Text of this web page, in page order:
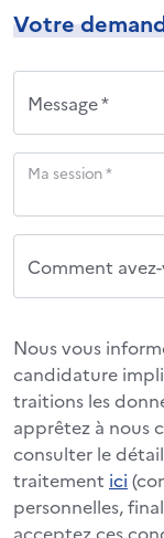
Votre
Message *
Ma session *
Comment
Nous vous
candidature
traitions les
apprêtez à nous
consulter le
traitement ici
personnelles,
acceptez ces